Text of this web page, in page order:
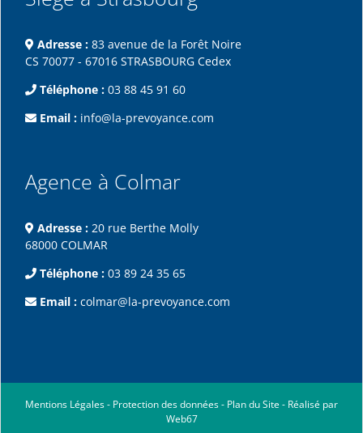
Adresse : 83 avenue de la Forêt Noire
CS 70077 - 67016 STRASBOURG Cedex
Téléphone : 03 88 45 91 60
Email : info@la-prevoyance.com
Agence à Colmar
Adresse : 20 rue Berthe Molly
68000 COLMAR
Téléphone : 03 89 24 35 65
Email : colmar@la-prevoyance.com
Mentions Légales- Protection des données- Plan du Site- Réalisé par
Web67